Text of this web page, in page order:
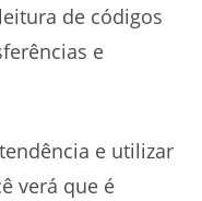
de códigos
e
e utilizar
verá que é